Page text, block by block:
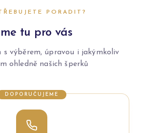
PORADIT?
tu pro vás
s výběrem, úpravou i jakýmkoliv
ohledně našich šperků
DOPORUČUJEME